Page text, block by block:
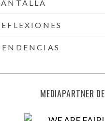
MEDIAPARTNER DE